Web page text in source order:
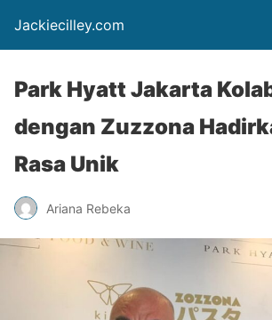
Jackiecilley.com
Park Hyatt Jakarta
dengan Zuzzona
Rasa Unik
Ariana Rebeka